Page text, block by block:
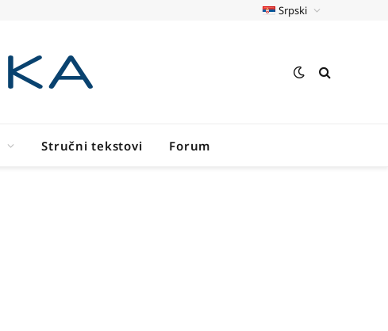
Srpski
Stručni tekstovi Forum